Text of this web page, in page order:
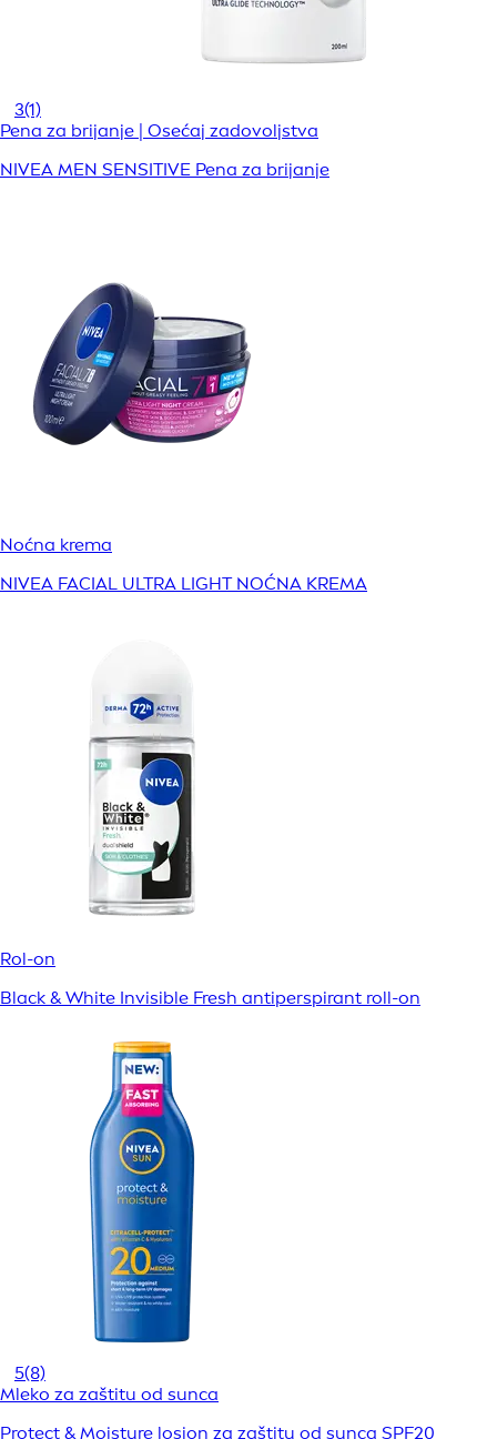
3(1)
Pena za brijanje | Osećaj zadovoljstva
NIVEA MEN SENSITIVE Pena za brijanje
Noćna krema
NIVEA FACIAL ULTRA LIGHT NOĆNA KREMA
Rol-on
Black & White Invisible Fresh antiperspirant roll-on
5(8)
Mleko za zaštitu od sunca
Protect & Moisture losion za zaštitu od sunca SPF20